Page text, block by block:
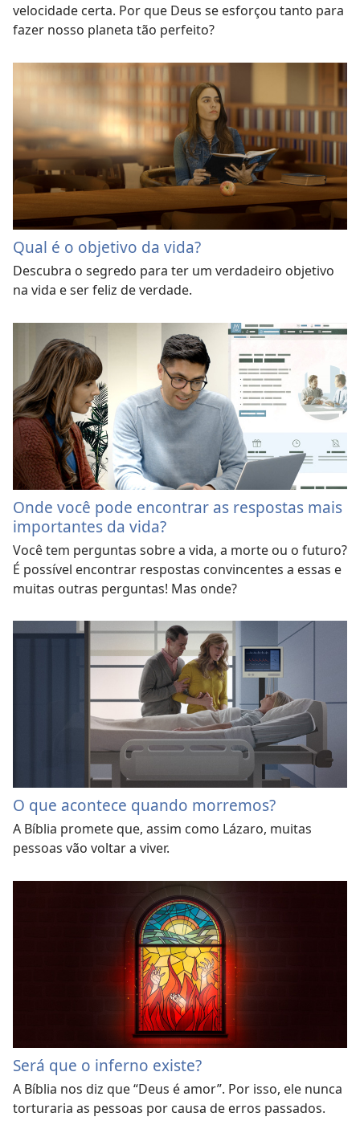
velocidade certa. Por que Deus se esforçou tanto para
fazer nosso planeta tão perfeito?
Qual é o objetivo da vida?
Descubra o segredo para ter um verdadeiro objetivo
na vida e ser feliz de verdade.
Onde você pode encontrar as respostas mais
importantes da vida?
Você tem perguntas sobre a vida, a morte ou o futuro?
É possível encontrar respostas convincentes a essas e
muitas outras perguntas! Mas onde?
O que acontece quando morremos?
A Bíblia promete que, assim como Lázaro, muitas
pessoas vão voltar a viver.
Será que o inferno existe?
A Bíblia nos diz que “Deus é amor”. Por isso, ele nunca
torturaria as pessoas por causa de erros passados.